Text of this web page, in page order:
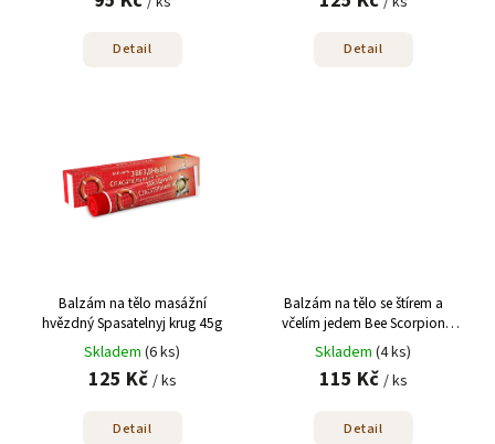
Detail Detail
Balzám na tělo masážní
hvězdný Spasatelnyj krug 45g
Skladem (6 ks)
125 Kč / ks
Detail
Balzám na tělo se štírem a
včelím jedem Bee Scorpion
Venom 75ml
Skladem (4 ks)
115 Kč / ks
Detail